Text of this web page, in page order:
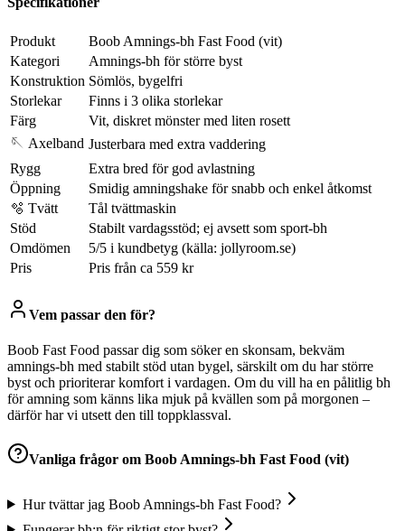
Produkt
Boob Amnings-bh Fast Food (vit)
Kategori
Amnings-bh för större byst
Konstruktion Sömlös, bygelfri
Storlekar
Finns i 3 olika storlekar
Färg
Vit, diskret mönster med liten rosett
🪡 Axelband Justerbara med extra vaddering
Rygg
Extra bred för god avlastning
Öppning
Smidig amningshake för snabb och enkel åtkomst
🫧 Tvätt
Tål tvättmaskin
Stöd
Stabilt vardagsstöd; ej avsett som sport-bh
Omdömen
5/5 i kundbetyg (källa: jollyroom.se)
Pris
Pris från ca 559 kr
Vem passar den för?
Boob Fast Food passar dig som söker en skonsam, bekväm
amnings-bh med stabilt stöd utan bygel, särskilt om du har större
byst och prioriterar komfort i vardagen. Om du vill ha en pålitlig bh
för amning som känns lika mjuk på kvällen som på morgonen –
därför har vi utsett den till toppklassval.
Vanliga frågor om Boob Amnings-bh Fast Food (vit)
Hur tvättar jag Boob Amnings-bh Fast Food?